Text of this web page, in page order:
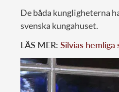
De båda kungligheterna
svenska kungahuset.
LÄS MER: Silvias